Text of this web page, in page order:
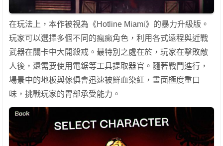
在玩法上，本作被視為《Hotline Miami》的暴力升級版。
玩家可以選擇多個不同的瘋癲角色，利用各式遠程與近戰
武器在關卡中大開殺戒。最特別之處在於，玩家在擊敗敵
人後，還需要使用電鋸等工具提取器官。隨著戰鬥進行，
場景中的地板與傢俱會迅速被鮮血染紅，畫面極度重口
味，挑戰玩家的胃部承受能力。